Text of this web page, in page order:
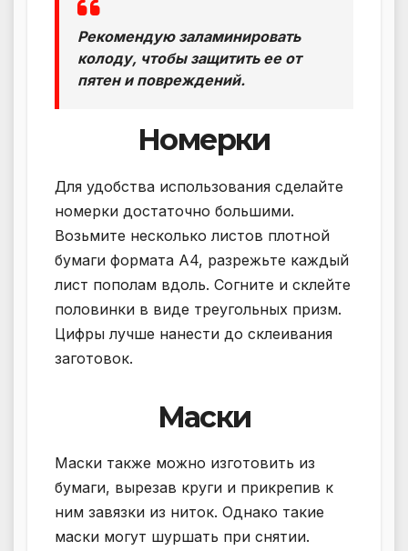
Рекомендую заламинировать
колоду, чтобы защитить ее от
пятен и повреждений.
Номерки
Для удобства использования сделайте
номерки достаточно большими.
Возьмите несколько листов плотной
бумаги формата А4, разрежьте каждый
лист пополам вдоль. Согните и склейте
половинки в виде треугольных призм.
Цифры лучше нанести до склеивания
заготовок.
Маски
Маски также можно изготовить из
бумаги, вырезав круги и прикрепив к
ним завязки из ниток. Однако такие
маски могут шуршать при снятии.